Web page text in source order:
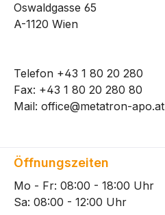
Oswaldgasse 65
A-1120 Wien
Telefon +43 1 80 20 280
Fax: +43 1 80 20 280 80
Mail: office@metatron-apo.at
Öffnungszeiten
Mo - Fr: 08:00 - 18:00 Uhr
Sa: 08:00 - 12:00 Uhr